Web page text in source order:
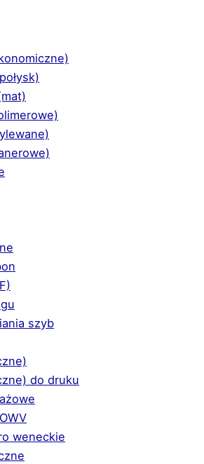
szyb
do druku
weneckie